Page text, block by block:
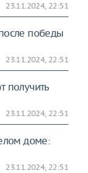
23.11.2024, 22:51
победы
23.11.2024, 22:51
получить
23.11.2024, 22:51
доме:
23.11.2024, 22:51